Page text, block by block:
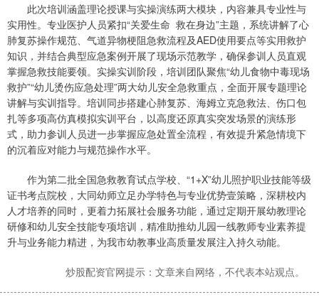
此次培训涵盖理论授课与实操演练两大模块，内容兼具专业性与
实用性。专业医护人员紧扣“关爱生命 救在身边”主题，系统讲解了心
肺复苏操作规范、气道异物梗阻急救流程及AED使用要点等实用救护
知识，并结合典型应急案例开展了现场示范教学，确保参训人员直观
掌握急救技能要领。实操实训阶段，培训团队聚焦“幼儿食物中毒现场
救护”“幼儿烫伤应急处理”两大幼儿安全急救重点，全面开展专题理论
讲解与实训指导。培训同步搭建心肺复苏、海姆立克急救法、伤口包
扎等多项高仿真模拟实训平台，以高度还原真实突发场景的演练形
式，助力参训人员进一步掌握应急处置全流程，有效提升紧急情境下
的沉着应对能力与规范操作水平。
作为第二批全国急救教育试点学校、“1+X”幼儿照护职业技能等级
证书考点院校，大同幼师立足办学特色与专业优势壹策略，深耕校内
人才培养的同时，更着力拓展社会服务功能，通过定期开展幼教理论
研修和幼儿安全技能专项培训，精准助推幼儿园一线教师专业素养提
升与业务能力精进，为我市幼教事业高质量发展注入持久动能。
炒股配资官网提示：文章来自网络，不代表本站观点。